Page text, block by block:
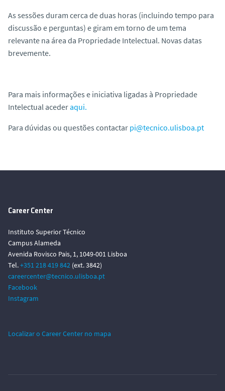
As sessões duram cerca de duas horas (incluindo tempo para
discussão e perguntas) e giram em torno de um tema
relevante na área da Propriedade Intelectual. Novas datas
brevemente.
Para mais informações e iniciativa ligadas à Propriedade
Intelectual acederaqui.
Para dúvidas ou questões contactar pi@tecnico.ulisboa.pt
Career Center
Instituto Superior Técnico
Campus Alameda
Avenida Rovisco Pais, 1, 1049-001 Lisboa
Tel.+351 218 419 842 (ext. 3842)
careercenter@tecnico.ulisboa.pt
Facebook
Instagram
Localizar o Career Center no mapa